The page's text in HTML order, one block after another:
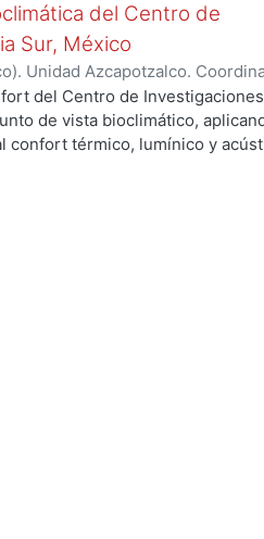
del Centro de
Sur, México
Unidad Azcapotzalco.
Tavera, José Luis
del Centro de Investigaciones
de vista bioclimático,
confort térmico, lumínico y